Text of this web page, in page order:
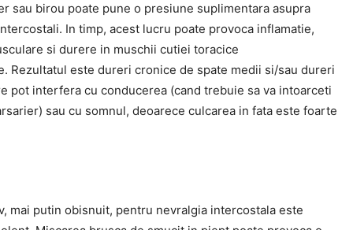
sau birou poate pune o presiune suplimentara asupra
In timp, acest lucru poate provoca inflamatie,
si durere in muschii cutiei toracice
Rezultatul este dureri cronice de spate medii si/sau dureri
pot interfera cu conducerea (cand trebuie sa va intoarceti
sau cu somnul, deoarece culcarea in fata este foarte
mai putin obisnuit, pentru nevralgia intercostala este